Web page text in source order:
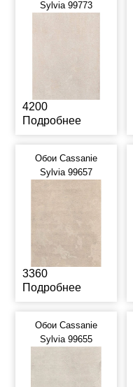
Sylvia 99773
4200
Подробнее
Обои Cassanie
Sylvia 99657
3360
Подробнее
Обои Cassanie
Sylvia 99655